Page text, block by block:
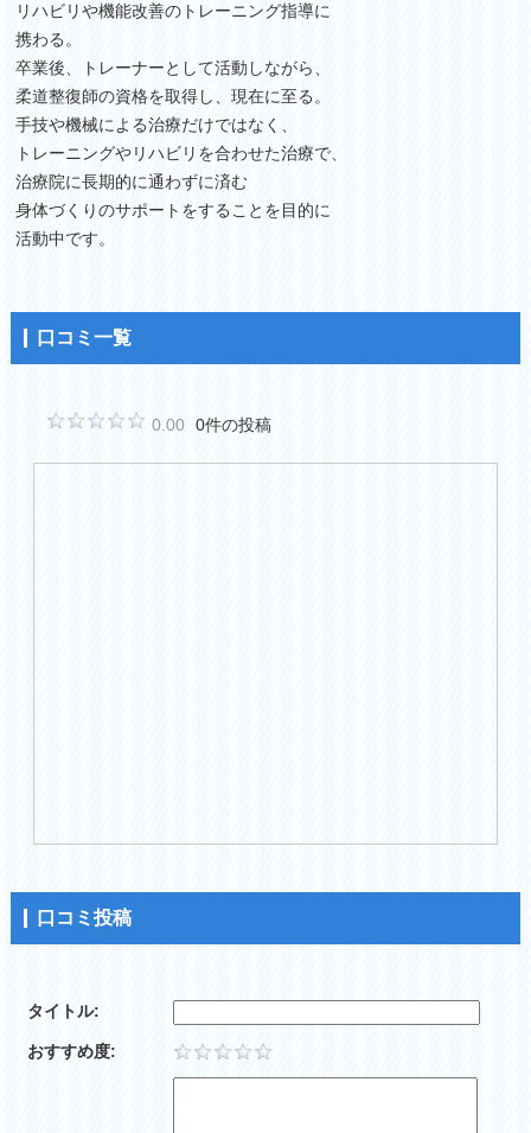
リハビリや機能改善のトレーニング指導に
携わる。
卒業後、トレーナーとして活動しながら、
柔道整復師の資格を取得し、現在に至る。
手技や機械による治療だけではなく、
トレーニングやリハビリを合わせた治療で、
治療院に長期的に通わずに済む
身体づくりのサポートをすることを目的に
活動中です。
口コミ一覧
0.00 0件の投稿
口コミ投稿
タイトル:
おすすめ度: